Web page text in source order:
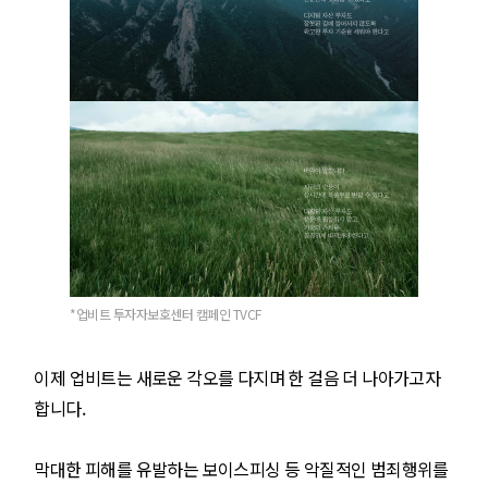
*업비트 투자자보호센터 캠페인 TVCF
이제 업비트는 새로운 각오를 다지며 한 걸음 더 나아가고자
합니다.
막대한 피해를 유발하는 보이스피싱 등 악질적인 범죄행위를